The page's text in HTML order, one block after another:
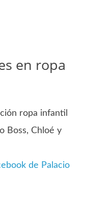
en ropa
ropa infantil
Boss, Chloé y
de Palacio